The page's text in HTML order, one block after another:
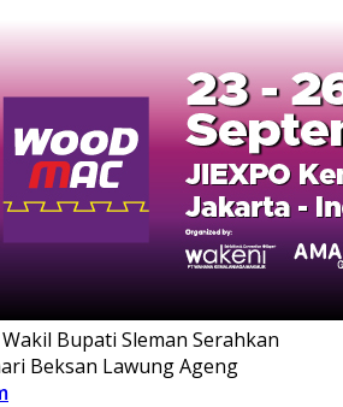
Wakil Bupati Sleman Serahkan
Beksan Lawung Ageng